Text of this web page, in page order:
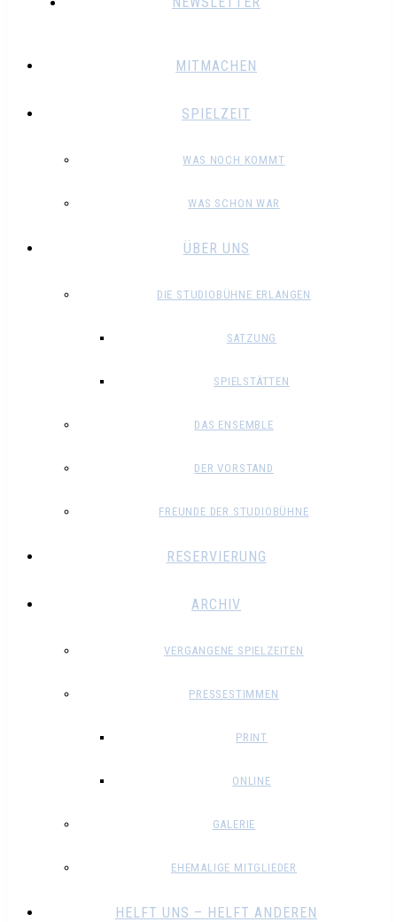
MITMACHEN
SPIELZEIT
WAS NOCH KOMMT
WAS SCHON WAR
ÜBER UNS
DIE STUDIOBÜHNE ERLANGEN
SATZUNG
SPIELSTÄTTEN
DAS ENSEMBLE
DER VORSTAND
FREUNDE DER STUDIOBÜHNE
RESERVIERUNG
ARCHIV
VERGANGENE SPIELZEITEN
PRESSESTIMMEN
PRINT
ONLINE
GALERIE
EHEMALIGE MITGLIEDER
HELFT UNS – HELFT ANDEREN